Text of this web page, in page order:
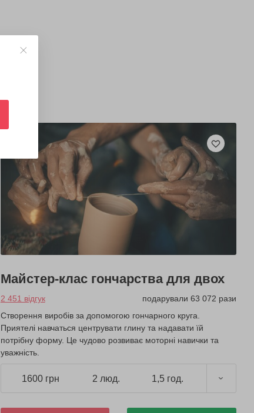
Майстер-клас гончарства для двох
2 451 відгук
подарували 63 072 рази
Створення виробів за допомогою гончарного круга.
Приятелі навчаться центрувати глину та надавати їй
потрібну форму. Це чудово розвиває моторні навички та
уважність.
1600 грн 2 люд. 1,5 год.